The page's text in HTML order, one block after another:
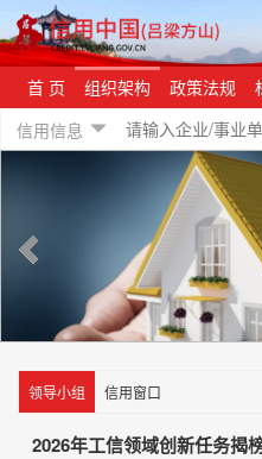
首 页 组织架构 政策法规
信用信息
领导小组 信用窗口
2026年工信领域创新任务揭